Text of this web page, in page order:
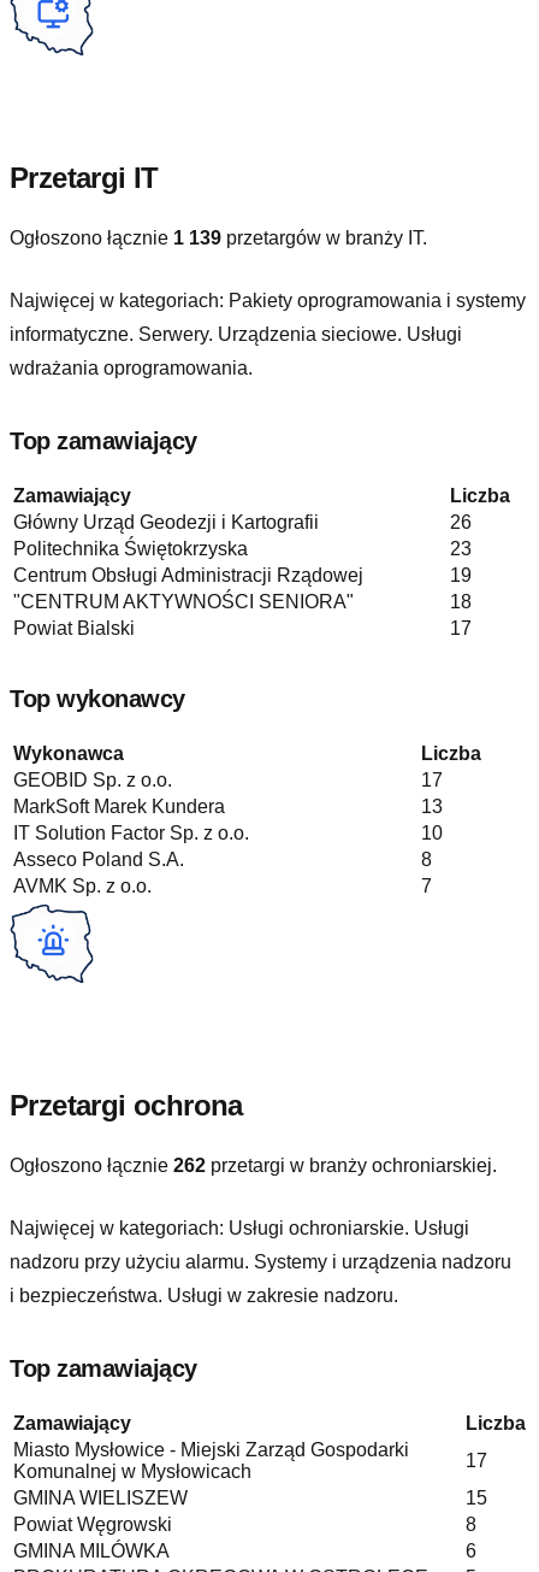
Przetargi IT
Ogłoszono łącznie 1 139 przetargów w branży IT.
Najwięcej w kategoriach: Pakiety oprogramowania i systemy
informatyczne. Serwery. Urządzenia sieciowe. Usługi
wdrażania oprogramowania.
Top zamawiający
Zamawiający
Liczba
Główny Urząd Geodezji i Kartografii
26
Politechnika Świętokrzyska
23
Centrum Obsługi Administracji Rządowej
19
"CENTRUM AKTYWNOŚCI SENIORA"
18
Powiat Bialski
17
Top wykonawcy
Wykonawca
Liczba
GEOBID Sp. z o.o.
17
MarkSoft Marek Kundera
13
IT Solution Factor Sp. z o.o.
10
Asseco Poland S.A.
8
AVMK Sp. z o.o.
7
Przetargi ochrona
Ogłoszono łącznie 262 przetargi w branży ochroniarskiej.
Najwięcej w kategoriach: Usługi ochroniarskie. Usługi
nadzoru przy użyciu alarmu. Systemy i urządzenia nadzoru
i bezpieczeństwa. Usługi w zakresie nadzoru.
Top zamawiający
Zamawiający
Liczba
Miasto Mysłowice - Miejski Zarząd Gospodarki
Komunalnej w Mysłowicach
17
GMINA WIELISZEW
15
Powiat Węgrowski
8
GMINA MILÓWKA
6